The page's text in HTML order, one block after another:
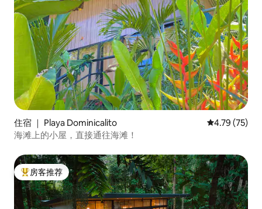
住宿 ｜ Playa Dominicalito 平均评分
4.79 (75)
海滩上的小屋，直接通往海滩！
热门「房客推荐」
房客推荐